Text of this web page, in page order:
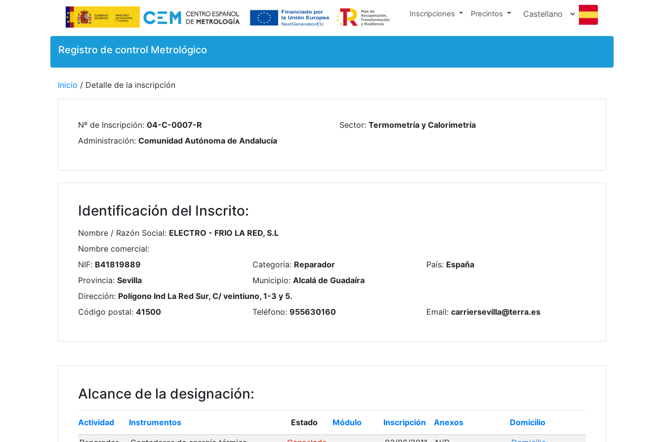
Inscripciones Precintos
Registro de control Metrológico
Inicio / Detalle de la inscripción
Nº de Inscripción: 04-C-0007-R Sector: Termometría y Calorimetría
Administración: Comunidad Autónoma de Andalucía
Identificación del Inscrito:
Nombre / Razón Social: ELECTRO - FRIO LA RED, S.L
Nombre comercial:
NIF: B41819889 Categoría: Reparador País: España
Provincia: Sevilla Municipio: Alcalá de Guadaíra
Dirección: Polígono Ind La Red Sur, C/ veintiuno, 1-3 y 5.
Código postal: 41500 Teléfono: 955630160 Email:carriersevilla@terra.es
Alcance de la designación:
Actividad Instrumentos Estado Módulo Inscripción Anexos Domicilio